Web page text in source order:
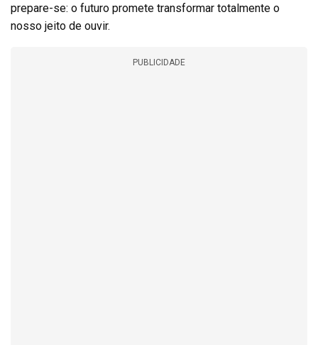
prepare-se: o futuro promete transformar totalmente o
nosso jeito de ouvir.
PUBLICIDADE